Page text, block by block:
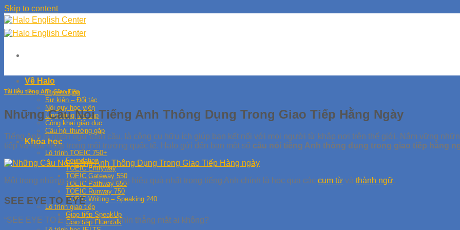
Skip to content
Về Halo
Tuyển dụng
Sự kiện – Đối tác
Nội quy học viên
Ứng dụng học tập
Công khai giáo dục
Câu hỏi thường gặp
Khóa học
Lộ trình TOEIC 750+
Foundation
TOEIC Entryway
TOEIC Gateway 550
TOEIC Pathway 650
TOEIC Runway 750
TOEIC Writing – Speaking 240
Lộ trình giao tiếp
Giao tiếp SpeakUp
Giao tiếp Fluentalk
Tài liệu tiếng Anh Giao Tiếp
Những Câu Nói Tiếng Anh Thông Dụng Trong Giao Tiếp Hằng Ngày
Tiếng Anh là ngôn ngữ toàn cầu, là công cụ hữu ích giúp bạn kết nối với mọi người từ khắp nơi trên thế giới. Nắm vững
tiếp và hòa nhập trong môi trường quốc tế. Halo gửi đến bạn một số câu nói tiếng Anh thông dụng trong giao tiếp hằng
Một trong những cách học từ vựng hiệu quả nhất trong tiếng Anh chính là học qua các cụm từ và thành ngữ.
SEE EYE TO EYE
“SEE EYE TO EYE” có phải là nhìn thẳng mắt ai không?